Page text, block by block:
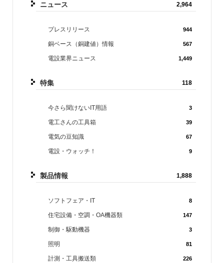
ニュース 2,964
プレスリリース 944
銅ベース（銅建値）情報 567
電設業界ニュース 1,449
特集 118
今さら聞けないIT用語 3
電工さんの工具箱 39
電気の豆知識 67
電設・ウォッチ！ 9
製品情報 1,888
ソフトフェア・IT 8
住宅設備・空調・OA機器類 147
制御・駆動機器 3
照明 81
計測・工具搬送類 226